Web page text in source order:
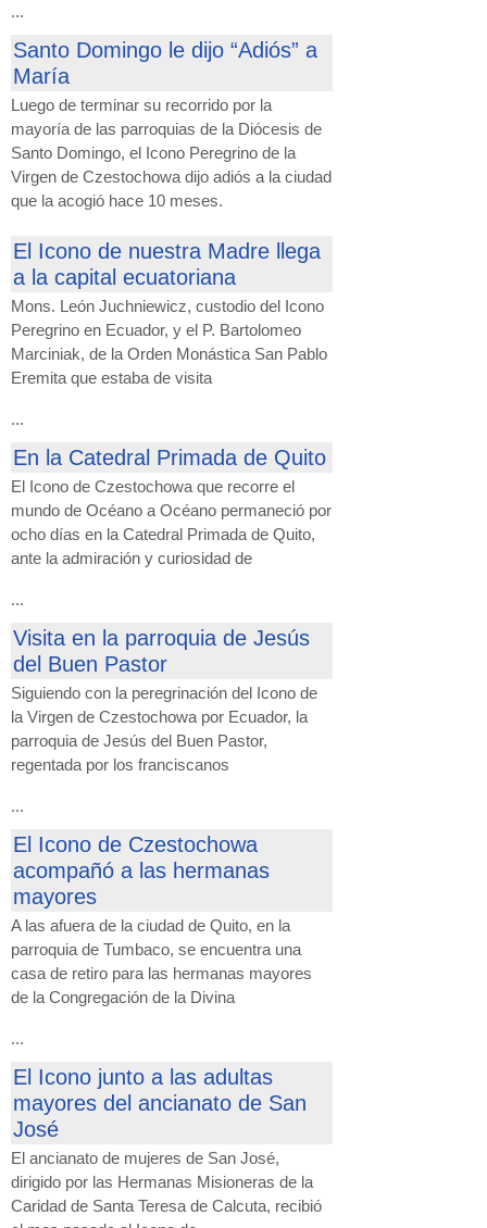
...
Santo Domingo le dijo “Adiós” a
María
Luego de terminar su recorrido por la
mayoría de las parroquias de la Diócesis de
Santo Domingo, el Icono Peregrino de la
Virgen de Czestochowa dijo adiós a la ciudad
que la acogió hace 10 meses.
El Icono de nuestra Madre llega
a la capital ecuatoriana
Mons. León Juchniewicz, custodio del Icono
Peregrino en Ecuador, y el P. Bartolomeo
Marciniak, de la Orden Monástica San Pablo
Eremita que estaba de visita
...
En la Catedral Primada de Quito
El Icono de Czestochowa que recorre el
mundo de Océano a Océano permaneció por
ocho días en la Catedral Primada de Quito,
ante la admiración y curiosidad de
...
Visita en la parroquia de Jesús
del Buen Pastor
Siguiendo con la peregrinación del Icono de
la Virgen de Czestochowa por Ecuador, la
parroquia de Jesús del Buen Pastor,
regentada por los franciscanos
...
El Icono de Czestochowa
acompañó a las hermanas
mayores
A las afuera de la ciudad de Quito, en la
parroquia de Tumbaco, se encuentra una
casa de retiro para las hermanas mayores
de la Congregación de la Divina
...
El Icono junto a las adultas
mayores del ancianato de San
José
El ancianato de mujeres de San José,
dirigido por las Hermanas Misioneras de la
Caridad de Santa Teresa de Calcuta, recibió